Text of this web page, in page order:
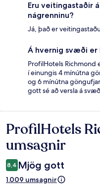
Eru veitingastaðir
nágrenninu?
Já, það er
Á hvernig svæði er
ProfilHotels
í einungis 4 mínútna
og 6 mínútna
gott sé að versla á
Umsagnir
ProfilHotels
umsagnir
8,4 Mjög gott
1.009 umsagnir